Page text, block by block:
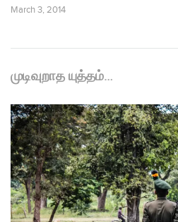
March 3, 2014
முடிவுறாத யுத்தம்…